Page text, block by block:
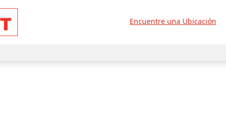
Encuentre una Ubicación